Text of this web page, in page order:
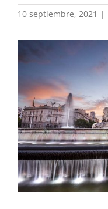
10 septiembre, 2021 |
imagen
grande